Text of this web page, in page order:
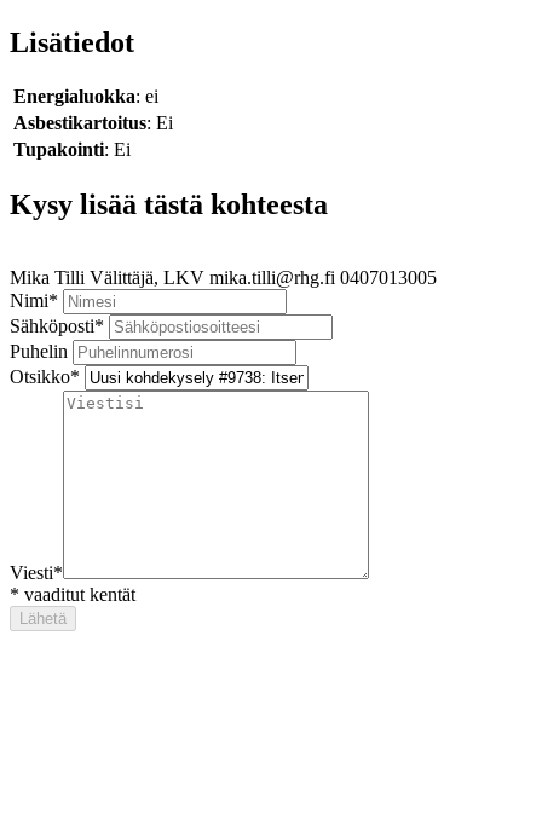
Lisätiedot
Energialuokka: ei
Asbestikartoitus: Ei
Tupakointi: Ei
Kysy lisää tästä kohteesta
Mika Tilli Välittäjä, LKV mika.tilli@rhg.fi 0407013005
Nimi*
Sähköposti*
Puhelin
Otsikko*
Viesti*
* vaaditut kentät